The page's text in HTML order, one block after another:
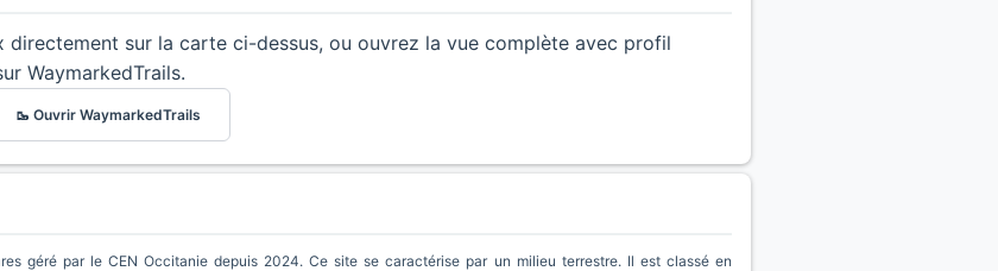
directement sur la carte ci-dessus, ou ouvrez la vue complète avec profil
WaymarkedTrails.
🥾 Ouvrir WaymarkedTrails
géré par le CEN Occitanie depuis 2024. Ce site se caractérise par un milieu terrestre. Il est classé en